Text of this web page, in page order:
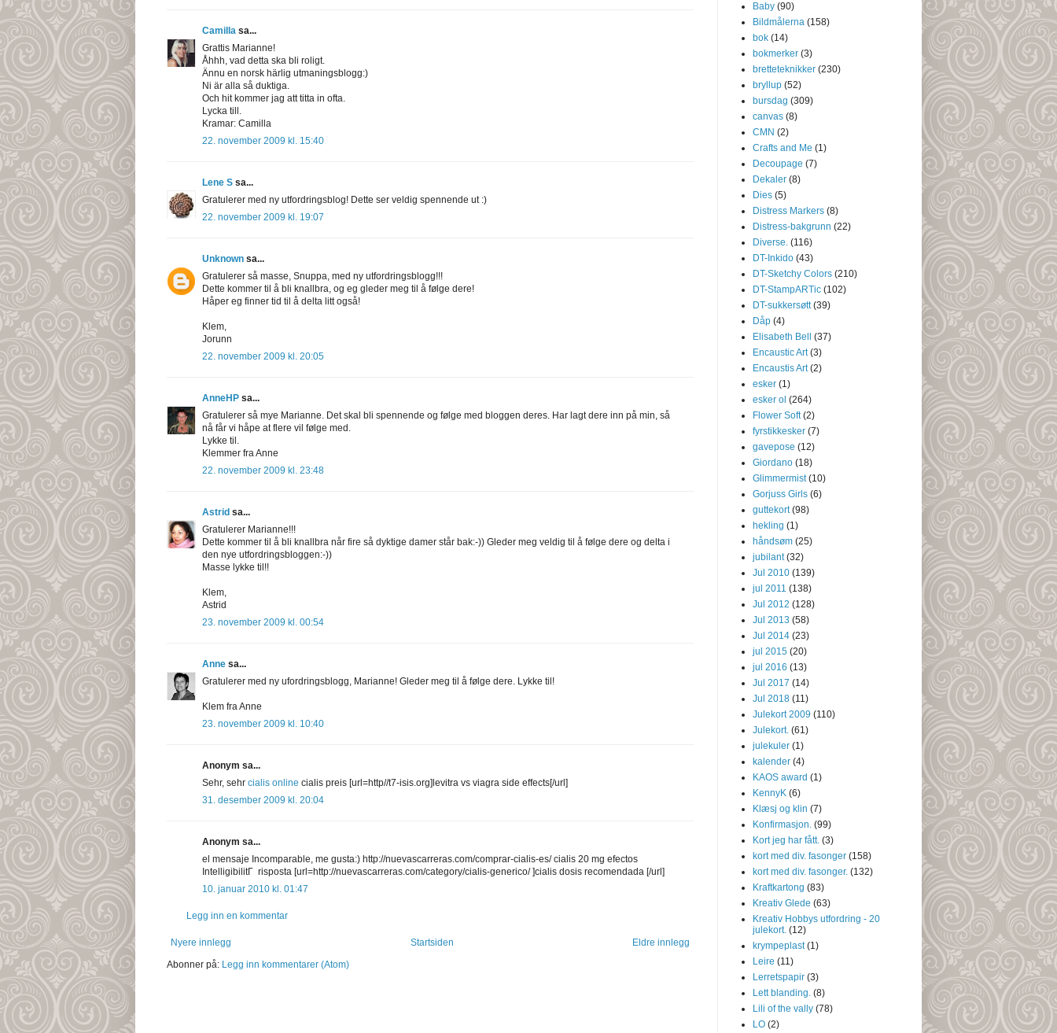
Camilla sa...
Grattis Marianne!
Åhhh, vad detta ska bli roligt.
Ännu en norsk härlig utmaningsblogg:)
Ni är alla så duktiga.
Och hit kommer jag att titta in ofta.
Lycka till.
Kramar: Camilla
22. november 2009 kl. 15:40
Lene S sa...
Gratulerer med ny utfordringsblog! Dette ser veldig spennende ut :)
22. november 2009 kl. 19:07
Unknown sa...
Gratulerer så masse, Snuppa, med ny utfordringsblogg!!!
Dette kommer til å bli knallbra, og eg gleder meg til å følge dere!
Håper eg finner tid til å delta litt også!
Klem,
Jorunn
22. november 2009 kl. 20:05
AnneHP sa...
Gratulerer så mye Marianne. Det skal bli spennende og følge med bloggen deres. Har lagt dere inn på min, så
nå får vi håpe at flere vil følge med.
Lykke til.
Klemmer fra Anne
22. november 2009 kl. 23:48
Astrid sa...
Gratulerer Marianne!!!
Dette kommer til å bli knallbra når fire så dyktige damer står bak:-)) Gleder meg veldig til å følge dere og delta i
den nye utfordringsbloggen:-))
Masse lykke til!!
Klem,
Astrid
23. november 2009 kl. 00:54
Anne sa...
Gratulerer med ny ufordringsblogg, Marianne! Gleder meg til å følge dere. Lykke til!
Klem fra Anne
23. november 2009 kl. 10:40
Anonym sa...
Sehr, sehr cialis online cialis preis [url=http//t7-isis.org]levitra vs viagra side effects[/url]
31. desember 2009 kl. 20:04
Anonym sa...
el mensaje Incomparable, me gusta:) http://nuevascarreras.com/comprar-cialis-es/ cialis 20 mg efectos
IntelligibilitГ risposta [url=http://nuevascarreras.com/category/cialis-generico/ ]cialis dosis recomendada [/url]
10. januar 2010 kl. 01:47
Legg inn en kommentar
Nyere innlegg Eldre innlegg
Startsiden
Abonner på: Legg inn kommentarer (Atom)
Baby (90)
Bildmålerna (158)
bok (14)
bokmerker (3)
bretteteknikker (230)
bryllup (52)
bursdag (309)
canvas (8)
CMN (2)
Crafts and Me (1)
Decoupage (7)
Dekaler (8)
Dies (5)
Distress Markers (8)
Distress-bakgrunn (22)
Diverse. (116)
DT-Inkido (43)
DT-Sketchy Colors (210)
DT-StampARTic (102)
DT-sukkersøtt (39)
Dåp (4)
Elisabeth Bell
(37)
Encaustic Art (3)
Encaustis Art (2)
esker (1)
esker ol (264)
Flower Soft (2)
fyrstikkesker (7)
gavepose (12)
Giordano (18)
Glimmermist (10)
Gorjuss Girls (6)
guttekort (98)
hekling (1)
håndsøm (25)
jubilant (32)
Jul 2010 (139)
jul 2011 (138)
Jul 2012 (128)
Jul 2013 (58)
Jul 2014 (23)
jul 2015 (20)
jul 2016 (13)
Jul 2017 (14)
Jul 2018 (11)
Julekort 2009 (110)
Julekort. (61)
julekuler (1)
kalender (4)
KAOS award (1)
KennyK (6)
Klæsj og klin (7)
Konfirmasjon. (99)
Kort jeg har fått. (3)
kort med div. fasonger (158)
kort med div. fasonger. (132)
Kraftkartong (83)
Kreativ Glede (63)
Kreativ Hobbys utfordring - 20
julekort. (12)
krympeplast (1)
Leire (11)
Lerretspapir (3)
Lett blanding. (8)
Lili of the vally (78)
LO (2)